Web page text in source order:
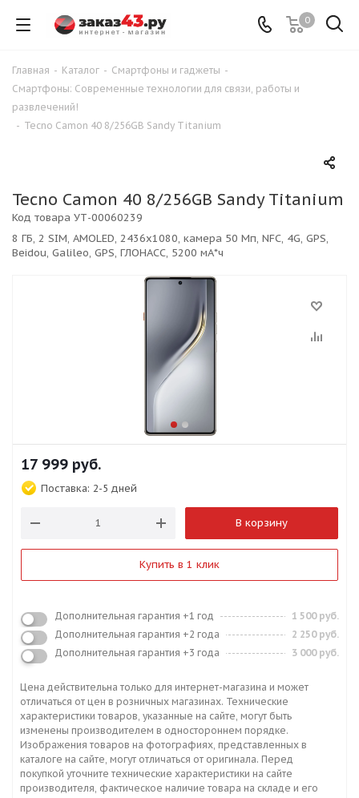
0
Главная - Каталог - Смартфоны и гаджеты -
Смартфоны: Современные технологии для связи, работы и
развлечений!
- Tecno Camon 40 8/256GB Sandy Titanium
Tecno Camon 40 8/256GB Sandy Titanium
8 ГБ, 2 SIM, AMOLED, 2436x1080, камера 50 Мп, NFC, 4G, GPS,
Beidou, Galileo, GPS, ГЛОНАСС, 5200 мА*ч
Код товара УТ-00060239
17 999 руб.
Поставка: 2-5 дней
В корзину
Купить в 1 клик
Дополнительная гарантия +1 год
1 500 руб.
Дополнительная гарантия +2 года
2 250 руб.
Дополнительная гарантия +3 года
3 000 руб.
Цена действительна только для интернет-магазина и может
отличаться от цен в розничных магазинах. Технические
характеристики товаров, указанные на сайте, могут быть
изменены производителем в одностороннем порядке.
Изображения товаров на фотографиях, представленных в
каталоге на сайте, могут отличаться от оригинала. Перед
покупкой уточните технические характеристики на сайте
производителя, фактическое наличие товара на складе и его